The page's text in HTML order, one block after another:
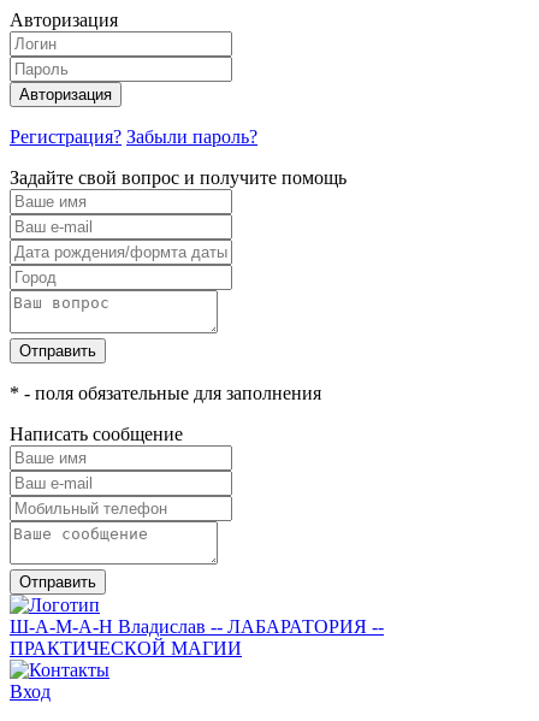
Авторизация
Авторизация
Регистрация? Забыли пароль?
Задайте свой вопрос и получите помощь
Отправить
* - поля обязательные для заполнения
Написать сообщение
Отправить
Ш-А-М-А-Н Владислав -- ЛАБАРАТОРИЯ --
ПРАКТИЧЕСКОЙ МАГИИ
Вход